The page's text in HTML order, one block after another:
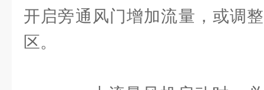
开启旁通风门增加流量，或调
区。